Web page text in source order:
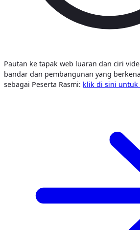
Pautan ke tapak web luaran dan ciri
bandar dan pembangunan yang
sebagai Peserta Rasmi: klik di sini untuk